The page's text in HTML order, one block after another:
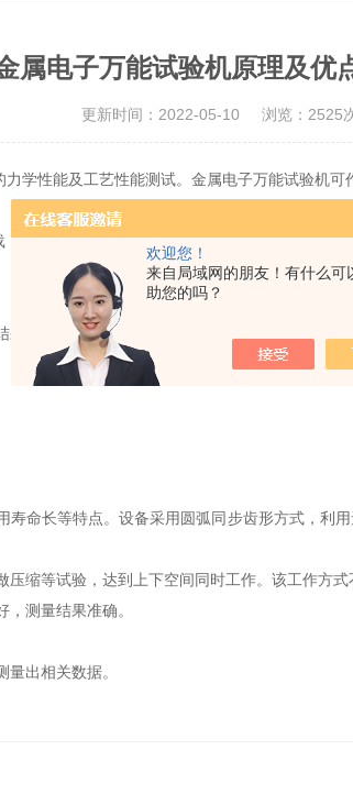
欢迎您！
来自局域网的朋友！有什么可
助您的吗？
属电子万能试验机原理及优
更新时间：2022-05-10 浏览：2525
学性能及工艺性能测试。金属电子万能试验机可
通过多种控制方式如力控、位移控、变形控等
;
命长等特点。设备采用圆弧同步齿形方式，利
缩等试验，达到上下空间同时工作。该工作方式
测量结果准确。
出相关数据。